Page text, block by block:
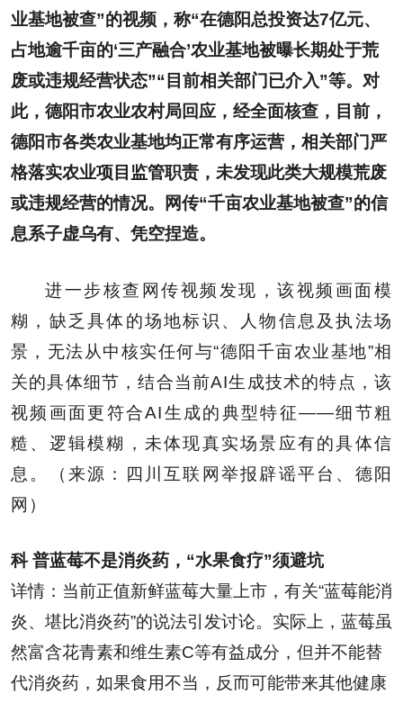
业基地被查”的视频，称“在德阳总投资达7亿元、
占地逾千亩的‘三产融合’农业基地被曝长期处于荒
废或违规经营状态”“目前相关部门已介入”等。对
此，德阳市农业农村局回应，经全面核查，目前，
德阳市各类农业基地均正常有序运营，相关部门严
格落实农业项目监管职责，未发现此类大规模荒废
或违规经营的情况。网传“千亩农业基地被查”的信
息系子虚乌有、凭空捏造。
进一步核查网传视频发现，该视频画面模
糊，缺乏具体的场地标识、人物信息及执法场
景，无法从中核实任何与“德阳千亩农业基地”相
关的具体细节，结合当前AI生成技术的特点，该
视频画面更符合AI生成的典型特征——细节粗
糙、逻辑模糊，未体现真实场景应有的具体信
息。（来源：四川互联网举报辟谣平台、德阳
网）
科 普蓝莓不是消炎药，“水果食疗”须避坑
详情：当前正值新鲜蓝莓大量上市，有关“蓝莓能消
炎、堪比消炎药”的说法引发讨论。实际上，蓝莓虽
然富含花青素和维生素C等有益成分，但并不能替
代消炎药，如果食用不当，反而可能带来其他健康